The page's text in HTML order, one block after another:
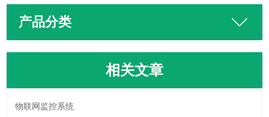
产品分类
相关文章
物联网监控系统